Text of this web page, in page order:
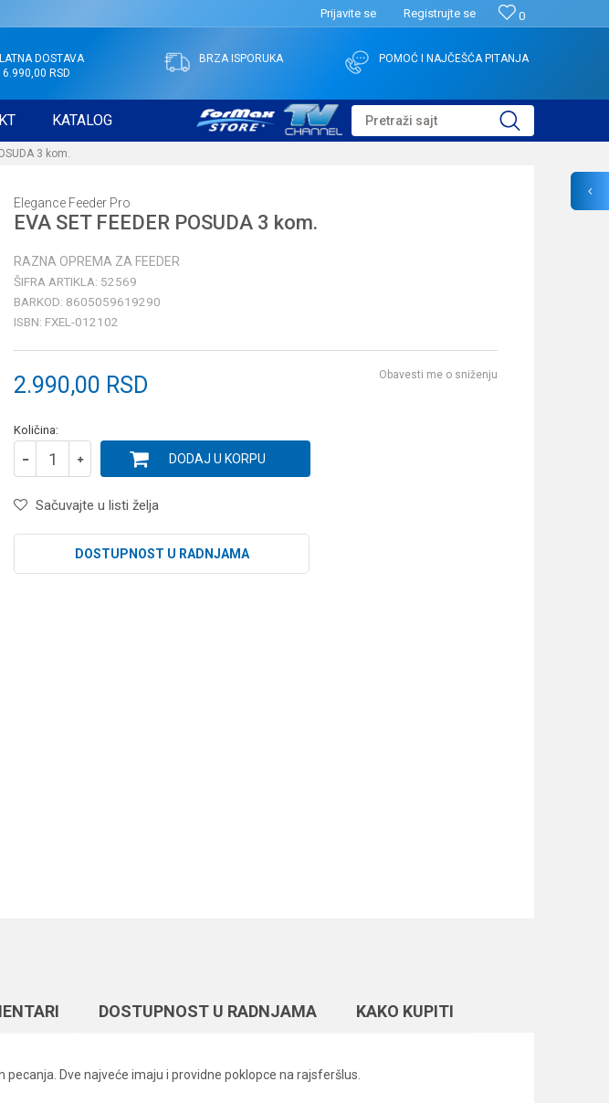
0
Prijavite se Registrujte se
DOSTAVA
RSD
BRZA ISPORUKA POMOĆ I NAJČEŠĆA PITANJA
KATALOG Pretraži sajt
3 kom.
Elegance Feeder Pro
EVA SET FEEDER POSUDA 3 kom.
RAZNA OPREMA ZA FEEDER
ŠIFRA ARTIKLA: 52569
BARKOD: 8605059619290
ISBN: FXEL-012102
2.990,00 RSD Obavesti me o sniženju
Količina:
DODAJ U KORPU
Sačuvajte u listi želja
DOSTUPNOST U RADNJAMA
DOSTUPNOST U RADNJAMA KAKO KUPITI
Dve najveće imaju i providne poklopce na rajsferšlus.